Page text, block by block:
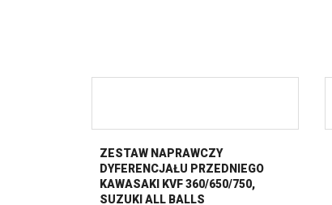
ZESTAW NAPRAWCZY
DYFERENCJAŁU PRZEDNIEGO
KAWASAKI KVF 360/650/750,
SUZUKI ALL BALLS